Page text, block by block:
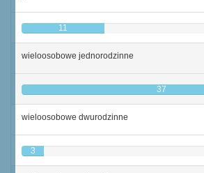
11
wieloosobowe jednorodzinne
37
wieloosobowe dwurodzinne
3